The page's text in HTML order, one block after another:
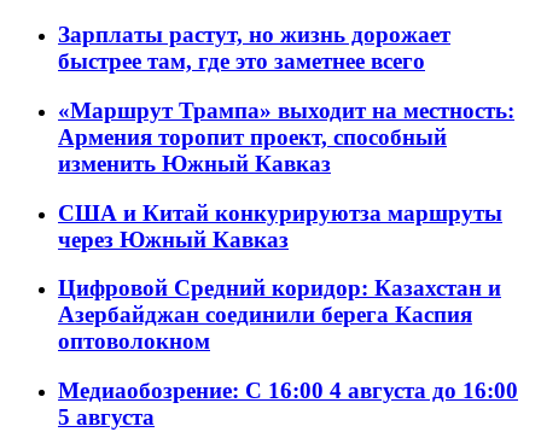
Зарплаты растут, но жизнь дорожает
быстрее там, где это заметнее всего
«Маршрут Трампа» выходит на местность:
Армения торопит проект, способный
изменить Южный Кавказ
США и Китай конкурируютза маршруты
через Южный Кавказ
Цифровой Средний коридор: Казахстан и
Азербайджан соединили берега Каспия
оптоволокном
Медиаобозрение: С 16:00 4 августа до 16:00
5 августа